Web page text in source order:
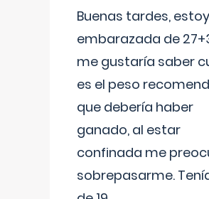
Buenas tardes, estoy
embarazada de
me gustaría saber
es el peso
que debería haber
ganado, al estar
confinada me
sobrepasarme.